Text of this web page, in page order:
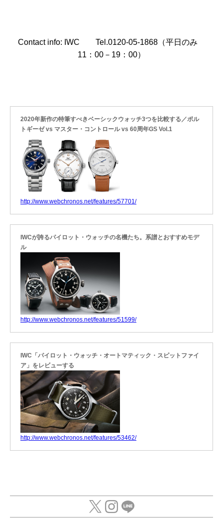
Contact info: IWC Tel.0120-05-1868（平日のみ
11：00－19：00）
2020年新作の特筆すべきベーシックウォッチ3つを比較する／ポル
トギーゼ vs マスター・コントロール vs 60周年GS Vol.1
http://www.webchronos.net/features/57701/
IWCが誇るパイロット・ウォッチの名機たち。系譜とおすすめモデ
ル
http://www.webchronos.net/features/51599/
IWC「パイロット・ウォッチ・オートマティック・スピットファイ
ア」をレビューする
http://www.webchronos.net/features/53462/